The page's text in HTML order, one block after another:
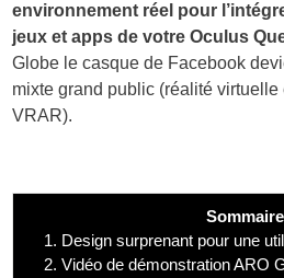
environnement réel pour
jeux et apps de votre Oculus
Globe le casque de Facebook
mixte grand public (réalité virtuelle
VRAR).
Sommaire
1. Design surprenant pour une
2. Vidéo de démonstration ARO